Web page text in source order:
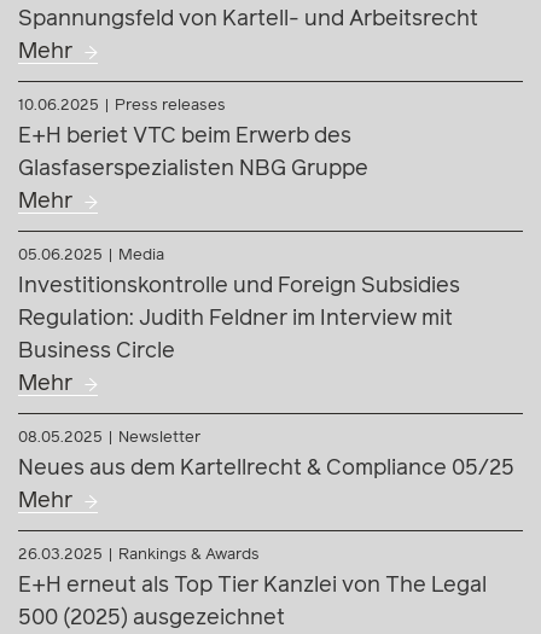
Spannungsfeld von Kartell- und Arbeitsrecht
Mehr
10.06.2025 Press releases
E+H beriet VTC beim Erwerb des
Glasfaserspezialisten NBG Gruppe
Mehr
05.06.2025 Media
Investitionskontrolle und Foreign Subsidies
Regulation: Judith Feldner im Interview mit
Business Circle
Mehr
08.05.2025 Newsletter
Neues aus dem Kartellrecht & Compliance 05/25
Mehr
26.03.2025 Rankings & Awards
E+H erneut als Top Tier Kanzlei von The Legal
500 (2025) ausgezeichnet